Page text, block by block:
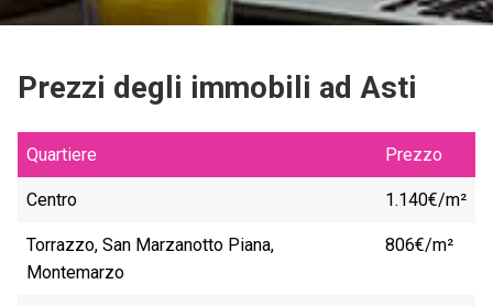
Prezzi degli immobili ad Asti
Quartiere Prezzo
Centro 1.140€/m²
Torrazzo, San Marzanotto Piana,
Montemarzo
806€/m²